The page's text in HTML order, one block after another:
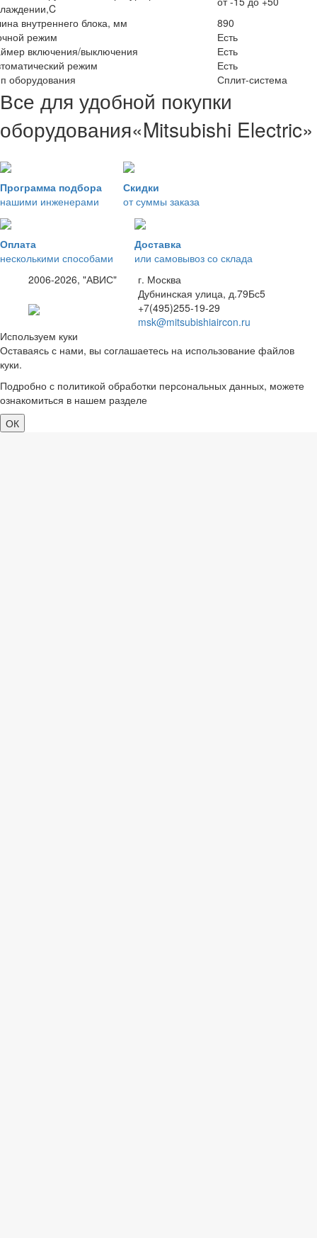
внутреннего блока, мм
890
режим
Есть
включения/выключения
Есть
режим
Есть
оборудования
Сплит-система
Все для удобной покупки
оборудования«Mitsubishi Electric»
Программа подбора
нашими инженерами
Скидки
от суммы заказа
Оплата
несколькими способами
Доставка
или самовывоз со склада
2006-2026, "АВИС"
г. Москва
Дубнинская улица, д.79Бс5
+7(495)255-19-29
msk@mitsubishiaircon.ru
Используем куки
Оставаясь с нами, вы соглашаетесь на использование файлов
куки.
Подробно с политикой обработки персональных данных, можете
ознакомиться в нашем разделе
ОК